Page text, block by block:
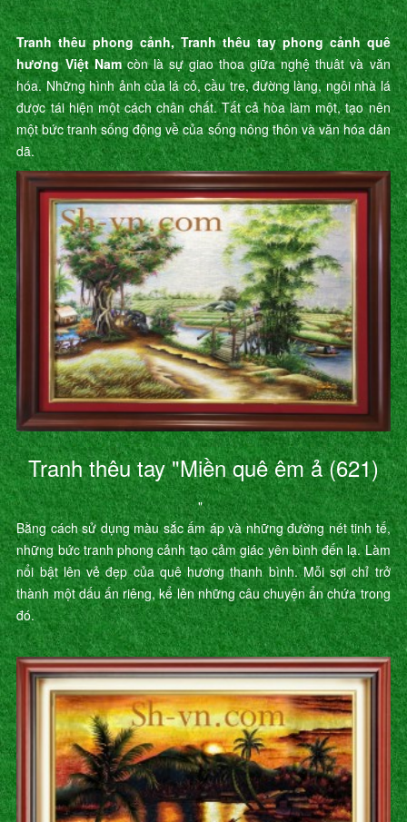
Tranh thêu phong cảnh, Tranh thêu tay phong cảnh quê
hương Việt Namcòn là sự giao thoa giữa nghệ thuât và văn
hóa. Những hình ảnh của lá cỏ, cầu tre, đường làng, ngôi nhà lá
được tái hiện một cách chân chất. Tất cả hòa làm một, tạo nên
một bức tranh sống động về của sống nông thôn và văn hóa dân
dã.
Tranh thêu tay "Miền quê êm ả (621)
"
Bằng cách sử dụng màu sắc ấm áp và những đường nét tinh tế,
những bức tranh phong cảnh tạo cảm giác yên bình đến lạ. Làm
nổi bật lên vẻ đẹp của quê hương thanh bình. Mỗi sợi chỉ trở
thành một dấu ấn riêng, kể lên những câu chuyện ẩn chứa trong
đó.